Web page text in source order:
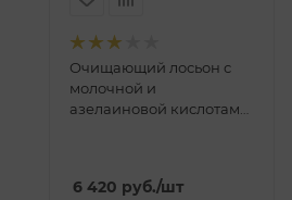
Очищающий лосьон с
молочной и
азелаиновой кислотами
6 420 руб./шт